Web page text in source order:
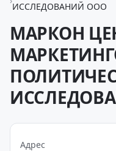
ИССЛЕДОВАНИЙ ООО
МАРКОН
Адрес